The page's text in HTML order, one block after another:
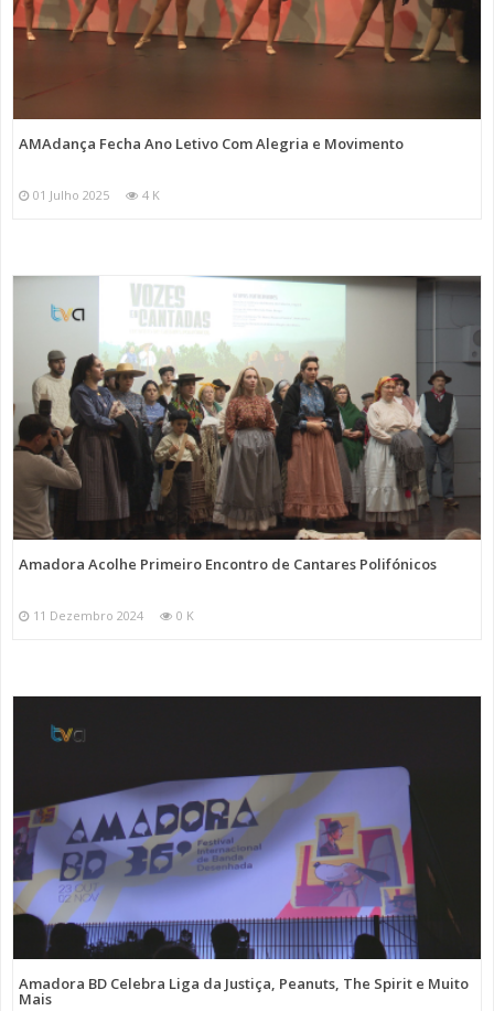
AMAdança Fecha Ano Letivo Com Alegria e Movimento
01 Julho 2025 4 K
Amadora Acolhe Primeiro Encontro de Cantares Polifónicos
11 Dezembro 2024 0 K
Amadora BD Celebra Liga da Justiça, Peanuts, The Spirit e Muito
Mais